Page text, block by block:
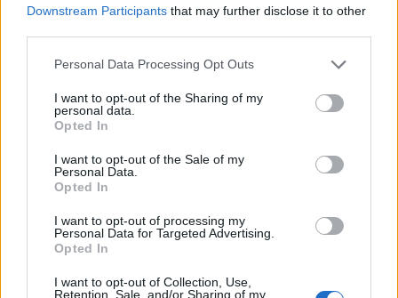
Downstream Participants that may further disclose it to other
Personal Data Processing Opt Outs
I want to opt-out of the Sharing of my
personal data.
Opted In
I want to opt-out of the Sale of my
Personal Data.
Opted In
I want to opt-out of processing my
Personal Data for Targeted Advertising.
Opted In
I want to opt-out of Collection, Use,
Retention, Sale, and/or Sharing of my
Schiffer: Netflix-kormányzás zajlik
A legfrissebb Közelkép-adásban Gavra
Tamás közti csörtéről és az új kormány
összetételéről beszélget Schiffer Andrással,
megszokhattuk.
ÖT 8
méltósága vagy méltatlansága? | Ez volt